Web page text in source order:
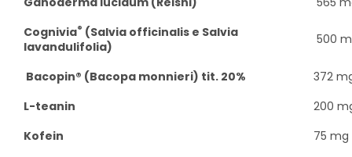
Cognivia® (Salvia officinalis e Salvia
lavandulifolia)
500
Bacopin® (Bacopa monnieri) tit. 20%
372
L-teanin
200
Kofein
75 mg